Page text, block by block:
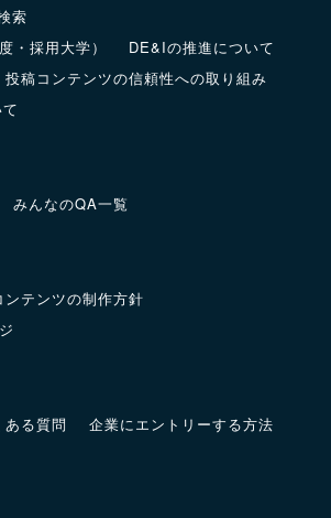
索
・採用大学）
DE&Iの推進について
投稿コンテンツの信頼性への取り組み
みんなのQA一覧
ンテンツの制作方針
ある質問 企業にエントリーする方法